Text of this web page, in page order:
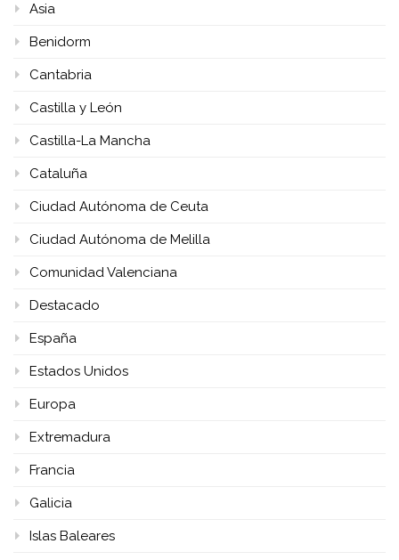
Asia
Benidorm
Cantabria
Castilla y León
Castilla-La Mancha
Cataluña
Ciudad Autónoma de Ceuta
Ciudad Autónoma de Melilla
Comunidad Valenciana
Destacado
España
Estados Unidos
Europa
Extremadura
Francia
Galicia
Islas Baleares